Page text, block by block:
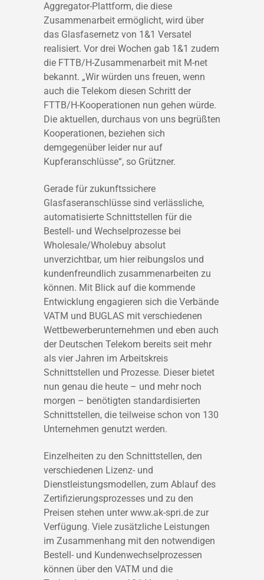
Aggregator-Plattform, die diese
Zusammenarbeit ermöglicht, wird über
das Glasfasernetz von 1&1 Versatel
realisiert. Vor drei Wochen gab 1&1 zudem
die FTTB/H-Zusammenarbeit mit M-net
bekannt. „Wir würden uns freuen, wenn
auch die Telekom diesen Schritt der
FTTB/H-Kooperationen nun gehen würde.
Die aktuellen, durchaus von uns begrüßten
Kooperationen, beziehen sich
demgegenüber leider nur auf
Kupferanschlüsse“, so Grützner.
Gerade für zukunftssichere
Glasfaseranschlüsse sind verlässliche,
automatisierte Schnittstellen für die
Bestell- und Wechselprozesse bei
Wholesale/Wholebuy absolut
unverzichtbar, um hier reibungslos und
kundenfreundlich zusammenarbeiten zu
können. Mit Blick auf die kommende
Entwicklung engagieren sich die Verbände
VATM und BUGLAS mit verschiedenen
Wettbewerberunternehmen und eben auch
der Deutschen Telekom bereits seit mehr
als vier Jahren im Arbeitskreis
Schnittstellen und Prozesse. Dieser bietet
nun genau die heute – und mehr noch
morgen – benötigten standardisierten
Schnittstellen, die teilweise schon von 130
Unternehmen genutzt werden.
Einzelheiten zu den Schnittstellen, den
verschiedenen Lizenz- und
Dienstleistungsmodellen, zum Ablauf des
Zertifizierungsprozesses und zu den
Preisen stehen unter www.ak-spri.de zur
Verfügung. Viele zusätzliche Leistungen
im Zusammenhang mit den notwendigen
Bestell- und Kundenwechselprozessen
können über den VATM und die